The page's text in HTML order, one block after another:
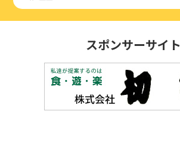
スポンサーサイト